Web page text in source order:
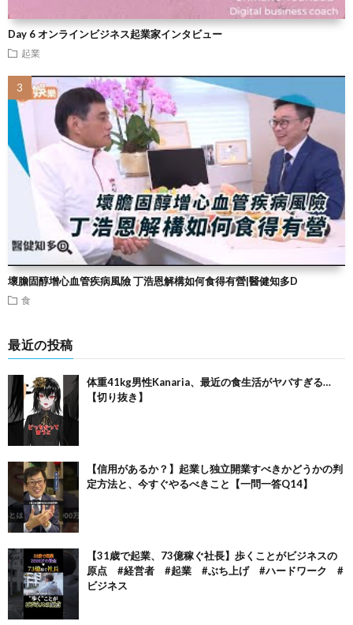
Day 6 オンラインビジネス起業家インタビュー
起業
壞膽固醇增心血管疾病風險 丁浩恩解構如何食得有營|醫健知多D
食
最近の投稿
体重41kg男性Kanaria、最近の食生活がヤバすぎる…
【切り抜き】
【信用があるか？】起業し独立開業すべきかどうかの判
定方法と、今すぐやるべきこと【一問一答Q14】
【31歳で起業、73億稼ぐ社長】歩くことがビジネスの
原点 #経営者 #起業 #ぶち上げ #ハードワーク #
ビジネス